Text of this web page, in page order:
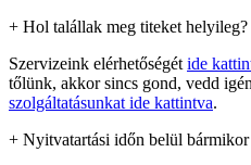
+ Hol talállak meg titeket helyileg?
Szervizeink elérhetőségét ide
tőlünk, akkor sincs gond, vedd
szolgáltatásunkat ide kattintva.
+ Nyitvatartási időn belül bármikor